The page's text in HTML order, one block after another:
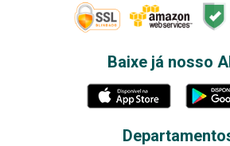
Baixe já nosso